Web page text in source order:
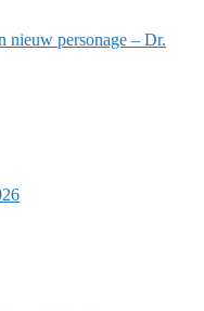
nieuw personage – Dr.